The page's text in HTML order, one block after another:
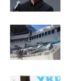
Меню
Київ
Україна